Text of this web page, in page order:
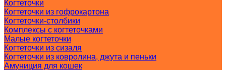
Когтеточки
Когтеточки из гофрокартона
Когтеточки-столбики
Комплексы с когтеточками
Малые когтеточки
Когтеточки из сизаля
Когтеточки из ковролина, джута и пеньки
Амуниция для кошек